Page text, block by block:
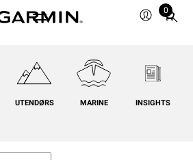
0
Total
0
UTENDØRS MARINE INSIGHTS